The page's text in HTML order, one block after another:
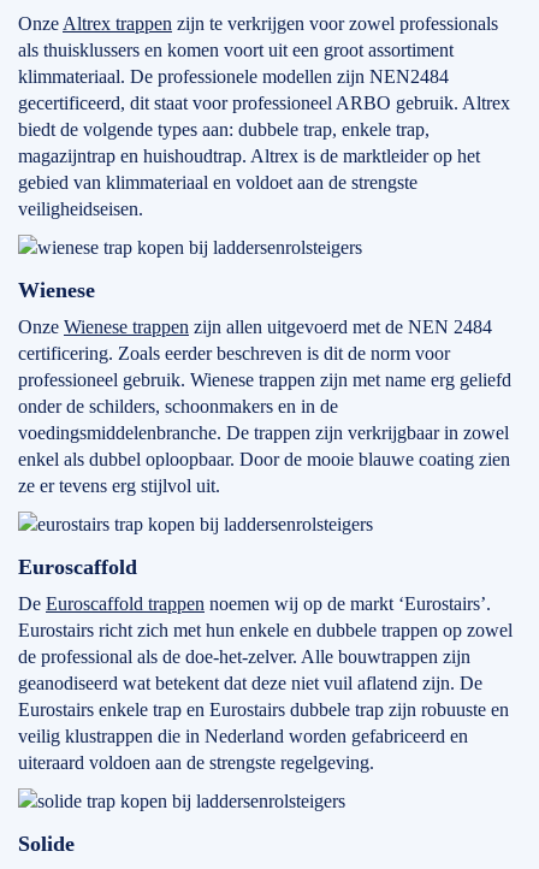
Onze Altrex trappen zijn te verkrijgen voor zowel professionals
als thuisklussers en komen voort uit een groot assortiment
klimmateriaal. De professionele modellen zijn NEN2484
gecertificeerd, dit staat voor professioneel ARBO gebruik. Altrex
biedt de volgende types aan: dubbele trap, enkele trap,
magazijntrap en huishoudtrap. Altrex is de marktleider op het
gebied van klimmateriaal en voldoet aan de strengste
veiligheidseisen.
Wienese
Onze Wienese trappen zijn allen uitgevoerd met de NEN 2484
certificering. Zoals eerder beschreven is dit de norm voor
professioneel gebruik. Wienese trappen zijn met name erg geliefd
onder de schilders, schoonmakers en in de
voedingsmiddelenbranche. De trappen zijn verkrijgbaar in zowel
enkel als dubbel oploopbaar. Door de mooie blauwe coating zien
ze er tevens erg stijlvol uit.
Euroscaffold
De Euroscaffold trappen noemen wij op de markt ‘Eurostairs’.
Eurostairs richt zich met hun enkele en dubbele trappen op zowel
de professional als de doe-het-zelver. Alle bouwtrappen zijn
geanodiseerd wat betekent dat deze niet vuil aflatend zijn. De
Eurostairs enkele trap en Eurostairs dubbele trap zijn robuuste en
veilig klustrappen die in Nederland worden gefabriceerd en
uiteraard voldoen aan de strengste regelgeving.
Solide